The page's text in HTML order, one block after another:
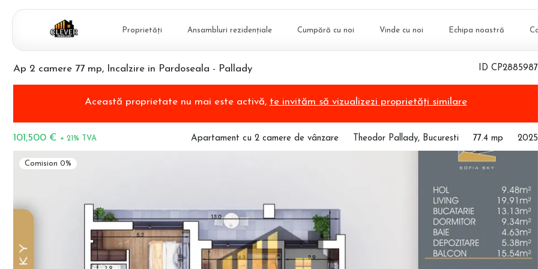
Proprietăți Ansambluri rezidențiale Cumpără cu noi Vinde cu noi Echipa noastră
ID CP2885987
Ap 2 camere 77 mp, Incalzire in Pardoseala - Pallady
Această proprietate nu mai este activă, te invităm să vizualizezi proprietăți similare
101,500 € + 21% TVA Apartament cu 2 camere de vânzare Theodor Pallady, Bucuresti 77.4 mp 2025
Comision 0%